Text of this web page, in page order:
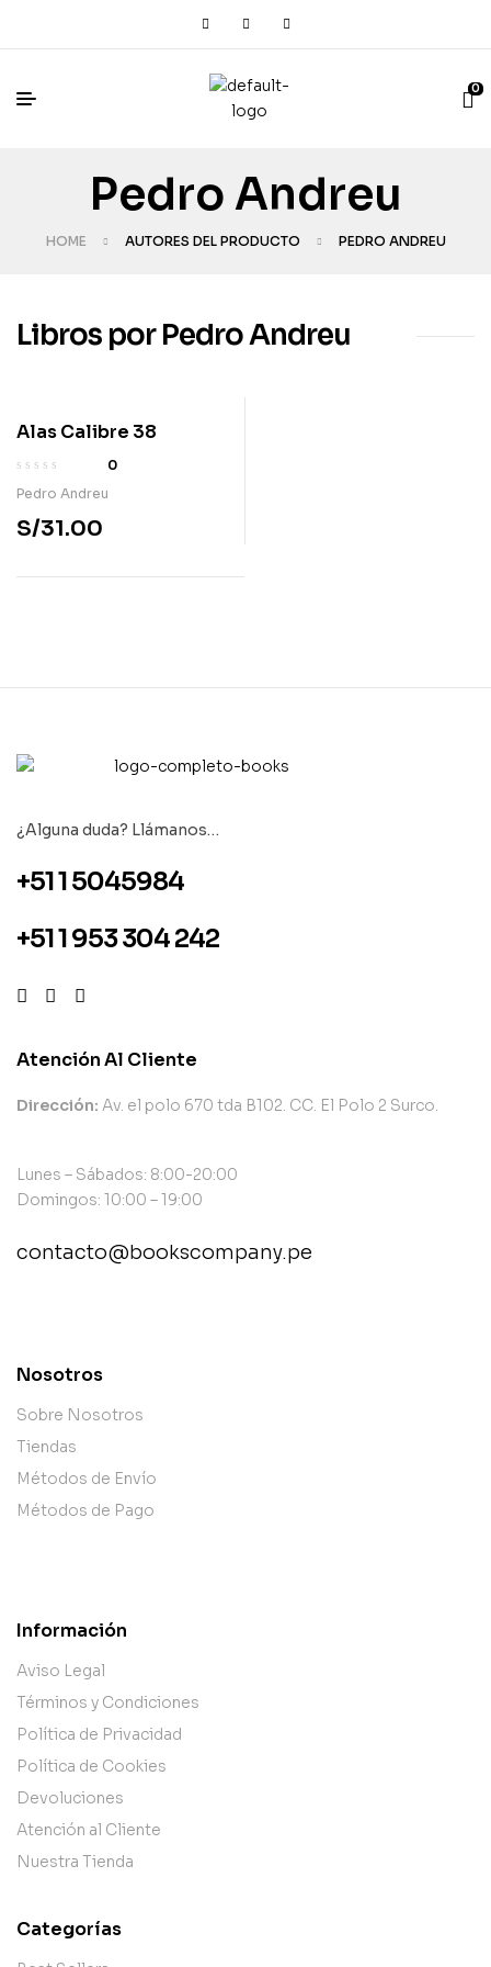
0
Pedro Andreu
HOME AUTORES DEL PRODUCTO PEDRO ANDREU
Libros por Pedro Andreu
Alas Calibre 38
0
Pedro Andreu
S/31.00
¿Alguna duda? Llámanos…
+51 1 5045984
+51 1 953 304 242
Atención Al Cliente
Dirección: Av. el polo 670 tda B102. CC. El Polo 2 Surco.
Lunes – Sábados: 8:00-20:00
Domingos: 10:00 – 19:00
contacto@bookscompany.pe
Nosotros
Sobre Nosotros
Tiendas
Métodos de Envío
Métodos de Pago
Información
Aviso Legal
Términos y Condiciones
Política de Privacidad
Política de Cookies
Devoluciones
Atención al Cliente
Nuestra Tienda
Categorías